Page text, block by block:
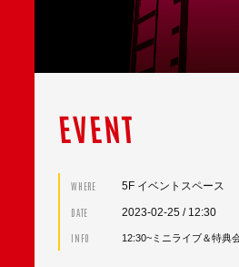
EVENT
WHERE 5F イベントスペース
DATE 2023-02-25 / 12:30
INFO 12:30~ミニライブ＆特典